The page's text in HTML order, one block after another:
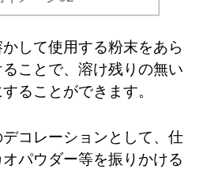
して使用する粉末をあら
ことで、溶け残りの無い
ることができます。
コレーションとして、仕
パウダー等を振りかける